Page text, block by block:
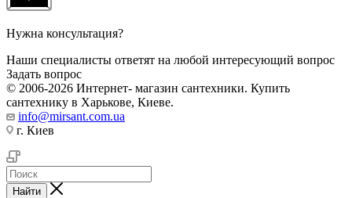
Нужна консультация?
Наши специалисты ответят на любой интересующий вопрос
Задать вопрос
© 2006-2026 Интернет- магазин сантехники. Купить
сантехнику в Харькове, Киеве.
info@mirsant.com.ua
г. Киев
Найти